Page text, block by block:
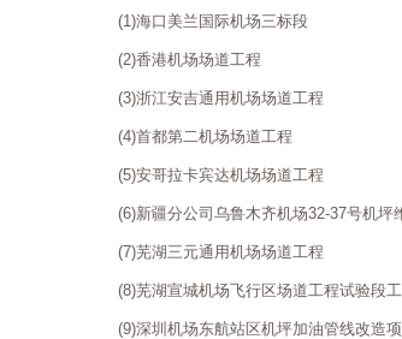
(1)海口美兰国际机场三标段
(2)香港机场场道工程
(3)浙江安吉通用机场场道工程
(4)首都第二机场场道工程
(5)安哥拉卡宾达机场场道工程
(6)新疆分公司乌鲁木齐机场32-37号机坪
(7)芜湖三元通用机场场道工程
(8)芜湖宣城机场飞行区场道工程试验段
(9)深圳机场东航站区机坪加油管线改造